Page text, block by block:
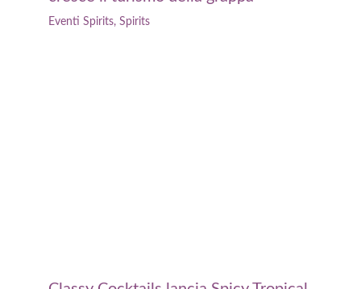
Eventi Spirits, Spirits